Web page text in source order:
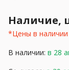
Наличие,
*Цены в наличии
В наличии: в 28